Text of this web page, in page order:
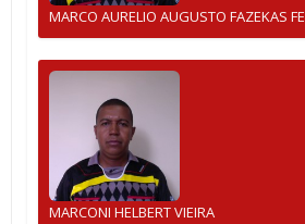
MARCO AURELIO AUGUSTO FAZEKAS
MARCONI HELBERT VIEIRA